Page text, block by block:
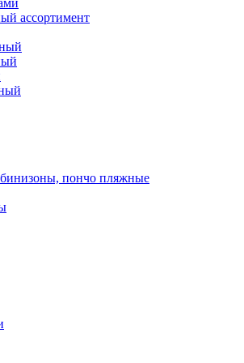
ассортимент
пончо пляжные